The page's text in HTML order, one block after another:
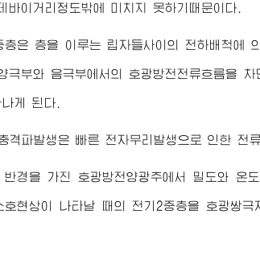
바이거리정도밖에 미치지 못하기때문이다.
층은 층을 이루는 립자들사이의 전하배척에
극부와 음극부에서의 호광방전전류흐름을
게 된다.
격파발생은 빠른 전자무리발생으로 인한 전
경을 가진 호광방전양광주에서 밀도와 온
호현상이 나타날 때의 전기2중층을 호광쌍